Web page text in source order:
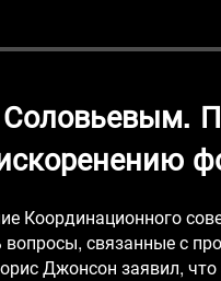
Координационного
связанные с
Джонсон заявил,